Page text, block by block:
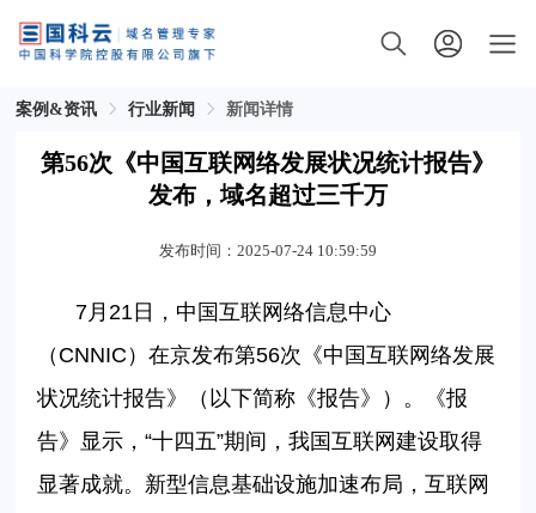
案例&资讯 行业新闻 新闻详情
第56次《中国互联网络发展状况统计报告》
发布，域名超过三千万
发布时间：2025-07-24 10:59:59
7月21日，中国互联网络信息中心
（CNNIC）在京发布第56次《中国互联网络发展
状况统计报告》（以下简称《报告》）。《报
告》显示，“十四五”期间，我国互联网建设取得
显著成就。新型信息基础设施加速布局，互联网